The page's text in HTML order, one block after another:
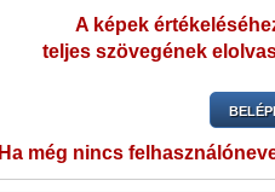
A képek
teljes szövegének
Ha még nincs